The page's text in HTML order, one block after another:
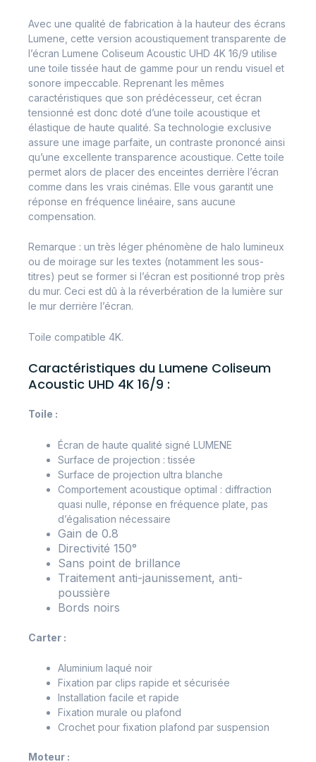
Avec une qualité de fabrication à la hauteur des écrans
Lumene, cette version acoustiquement transparente de
l’écran Lumene Coliseum Acoustic UHD 4K 16/9 utilise
une toile tissée haut de gamme pour un rendu visuel et
sonore impeccable. Reprenant les mêmes
caractéristiques que son prédécesseur, cet écran
tensionné est donc doté d’une toile acoustique et
élastique de haute qualité. Sa technologie exclusive
assure une image parfaite, un contraste prononcé ainsi
qu’une excellente transparence acoustique. Cette toile
permet alors de placer des enceintes derrière l’écran
comme dans les vrais cinémas. Elle vous garantit une
réponse en fréquence linéaire, sans aucune
compensation.
Remarque : un très léger phénomène de halo lumineux
ou de moirage sur les textes (notamment les sous-
titres) peut se former si l’écran est positionné trop près
du mur. Ceci est dû à la réverbération de la lumière sur
le mur derrière l’écran.
Toile compatible 4K.
Caractéristiques du Lumene Coliseum
Acoustic UHD 4K 16/9 :
Toile :
Écran de haute qualité signé LUMENE
Surface de projection : tissée
Surface de projection ultra blanche
Comportement acoustique optimal : diffraction
quasi nulle, réponse en fréquence plate, pas
d’égalisation nécessaire
Gain de 0.8
Directivité 150°
Sans point de brillance
Traitement anti-jaunissement, anti-
poussière
Bords noirs
Carter :
Aluminium laqué noir
Fixation par clips rapide et sécurisée
Installation facile et rapide
Fixation murale ou plafond
Crochet pour fixation plafond par suspension
Moteur :